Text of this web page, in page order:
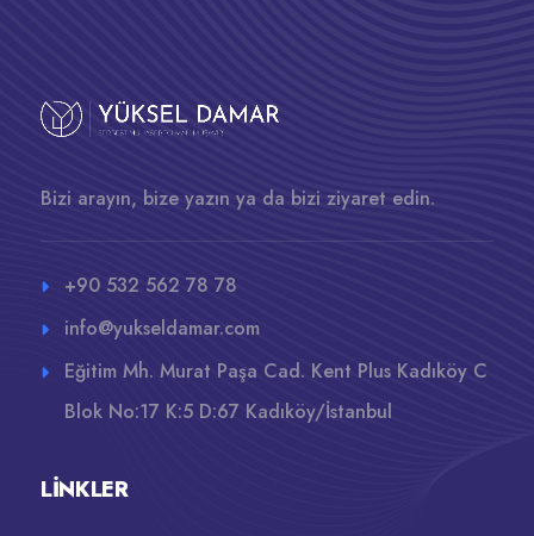
Bizi arayın, bize yazın ya da bizi ziyaret edin.
+90 532 562 78 78
info@yukseldamar.com
Eğitim Mh. Murat Paşa Cad. Kent Plus Kadıköy C
Blok No:17 K:5 D:67 Kadıköy/İstanbul
LINKLER